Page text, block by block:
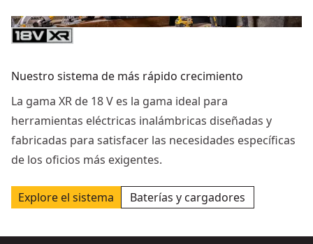
Nuestro sistema de más rápido crecimiento
La gama XR de 18 V es la gama ideal para
herramientas eléctricas inalámbricas diseñadas y
fabricadas para satisfacer las necesidades específicas
de los oficios más exigentes.
Explore el sistema Baterías y cargadores